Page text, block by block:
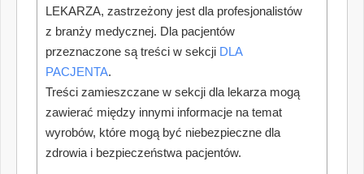
LEKARZA, zastrzeżony jest dla profesjonalistów
z branży medycznej. Dla pacjentów
przeznaczone są treści w sekcji DLA
PACJENTA.
Treści zamieszczane w sekcji dla lekarza mogą
zawierać między innymi informacje na temat
wyrobów, które mogą być niebezpieczne dla
zdrowia i bezpieczeństwa pacjentów.